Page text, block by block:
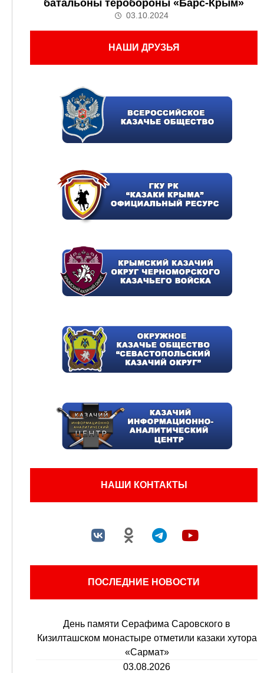
батальоны теробороны «Барс-Крым»
03.10.2024
НАШИ ДРУЗЬЯ
НАШИ КОНТАКТЫ
ПОСЛЕДНИЕ НОВОСТИ
День памяти Серафима Саровского в
Кизилташском монастыре отметили казаки хутора
«Сармат»
03.08.2026